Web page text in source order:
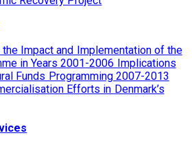
Impact and Implementation of the
in Years 2001-2006 Implications
Funds Programming 2007-2013
Efforts in Denmark’s